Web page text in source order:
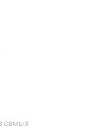
самых